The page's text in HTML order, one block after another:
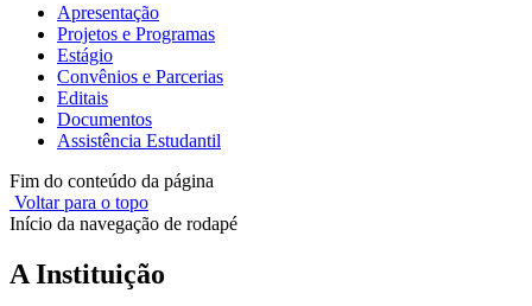
Apresentação
Projetos e Programas
Estágio
Convênios e Parcerias
Editais
Documentos
Assistência Estudantil
Fim do conteúdo da página
Voltar para o topo
Início da navegação de rodapé
A Instituição